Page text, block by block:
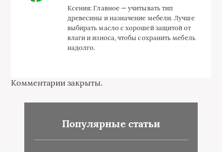
Ксения: Главное — учитывать тип
древесины и назначение мебели. Лучше
выбирать масло с хорошей защитой от
влаги и износа, чтобы сохранить мебель
надолго.
Комментарии закрыты.
Популярные статьи